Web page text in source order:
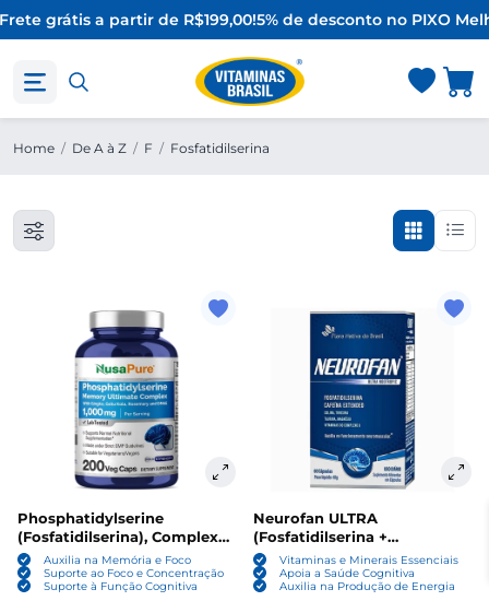
grátis a partir de R$199,00!5% de desconto no PIXO
Home / De A à Z / F / Fosfatidilserina
Phosphatidylserine
(Fosfatidilserina), Complexo
para Memória, 1000mg, 200
Cápsulas, NusaPure
Auxilia na Memória e Foco
Suporte ao Foco e Concentração
Suporte à Função Cognitiva
Neurofan ULTRA
(Fosfatidilserina +
Vitaminas) 60 cápsulas -
Flora Nativa do Brasil
Vitaminas e Minerais Essenciais
Apoia a Saúde Cognitiva
Auxilia na Produção de Energia